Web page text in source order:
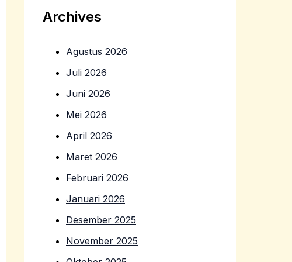
Archives
Agustus 2026
Juli 2026
Juni 2026
Mei 2026
April 2026
Maret 2026
Februari 2026
Januari 2026
Desember 2025
November 2025